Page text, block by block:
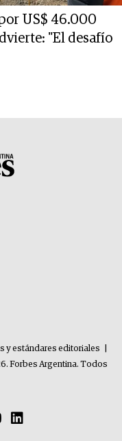
US$ 46.000
"El desafío
y estándares editoriales
Forbes Argentina. Todos